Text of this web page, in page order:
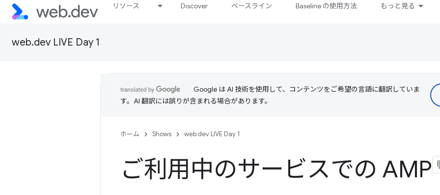
リソース Discover ベースライン Baseline の使用方法 もっと見る
web.dev LIVE Day 1
Google は AI 技術を使用して、コンテンツをご希望の言語に翻訳していま
す。AI 翻訳には誤りが含まれる場合があります。
ホーム Shows web.dev LIVE Day 1
ご利用中のサービスでの AMP